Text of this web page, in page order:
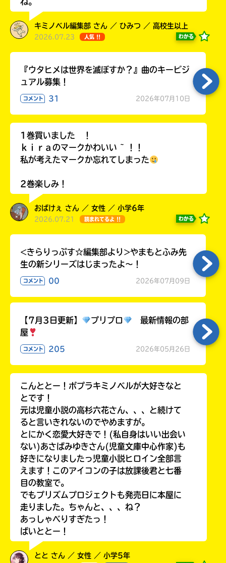
Loading...
キミノベル編集部 さん ／ ひみつ ／ 高校生以上
2026.07.23 人気 !! わかる
『ウタヒメは世界を滅ぼすか？』曲のキービジ
ュアル募集！
コメント 31 2026年07月10日
1巻買いました ！
ｋｉｒａのマークかわいい ~ ！！
私が考えたマークか忘れてしまった
2巻楽しみ！
おばけぇ さん ／ 女性 ／ 小学6年
2026.07.21 読まれてるよ !! わかる
<きらりっぷす☆編集部より>やまもとふみ先
生の新シリーズはじまったよ～！
コメント 00 2026年07月09日
【7月3日更新】 プリプロ
最新情報の部
屋
コメント 205 2026年05月26日
こんととー！ポプラキミノベルが大好きなと
とです！
元は児童小説の高杉六花さん、、、と続けて
ると言いきれないのでやめますが。
とにかく恋愛大好きで！(私自身はいい出会い
ない)あさばみゆきさん(児童文庫中心作家)も
好きになりましたっ児童小説ヒロイン全部言
えます！このアイコンの子は放課後君と七番
目の教室で。
でもプリズムプロジェクトも発売日に本屋に
走りました。ちゃんと、、、ね？
あっしゃべりすぎたっ！
ばいととー！
とと さん ／ 女性 ／ 小学5年
え
入
に
ラ
が
あ
で、
う
て
て
ね
戻
る